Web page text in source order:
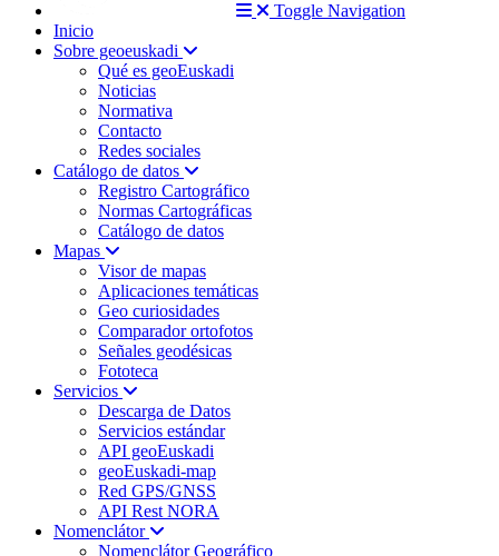
Toggle Navigation
Inicio
Sobre geoeuskadi
Qué es geoEuskadi
Noticias
Normativa
Contacto
Redes sociales
Catálogo de datos
Registro Cartográfico
Normas Cartográficas
Catálogo de datos
Mapas
Visor de mapas
Aplicaciones temáticas
Geo curiosidades
Comparador ortofotos
Señales geodésicas
Fototeca
Servicios
Descarga de Datos
Servicios estándar
API geoEuskadi
geoEuskadi-map
Red GPS/GNSS
API Rest NORA
Nomenclátor
Nomenclátor Geográfico